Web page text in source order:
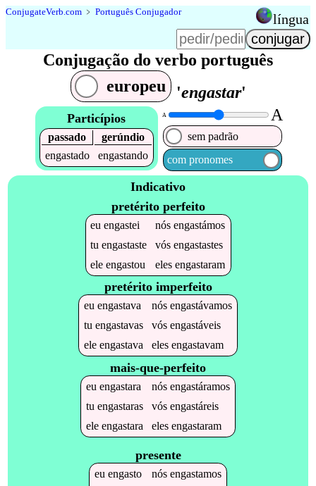
ConjugateVerb.com ﹥ Português Conjugador língua
Conjugação do verbo português
europeu
'engastar'
Particípios
passado
gerúndio
engastado
engastando
A A
sem padrão
com pronomes
Indicativo
pretérito perfeito
euengastei nósengastámos
tuengastaste vósengastastes
eleengastou elesengastaram
pretérito imperfeito
eu engastava nós engastávamos
tu engastavas vós engastáveis
ele engastava eles engastavam
mais-que-perfeito
eu engastara nós engastáramos
tu engastaras vós engastáreis
ele engastara eles engastaram
presente
eu engasto nós engastamos